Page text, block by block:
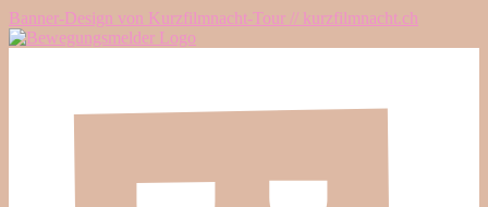
Banner-Design von Kurzfilmnacht-Tour // kurzfilmnacht.ch